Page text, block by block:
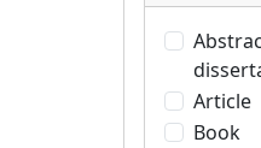
Article
Book